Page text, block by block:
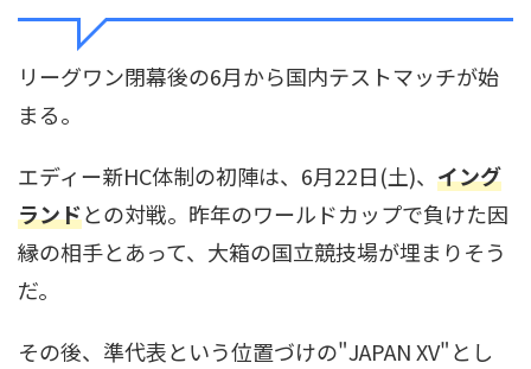
リーグワン閉幕後の6月から国内テストマッチが始
まる。
エディー新HC体制の初陣は、6月22日(土)、 イング
ランドとの対戦。昨年のワールドカップで負けた因
縁の相手とあって、大箱の国立競技場が埋まりそう
だ。
その後、準代表という位置づけの"JAPAN XV"とし